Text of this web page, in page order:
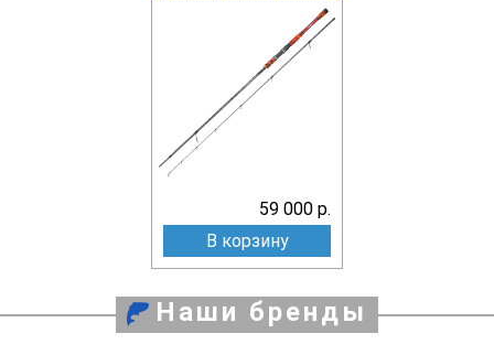
59 000 р.
В корзину
Наши бренды